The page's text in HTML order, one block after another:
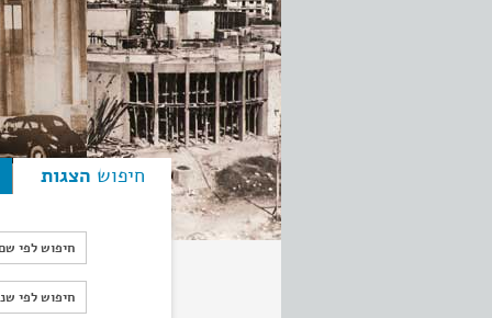
חיפוש הצגות
חיפוש לפי
חיפוש לפי
חיפוש לפי